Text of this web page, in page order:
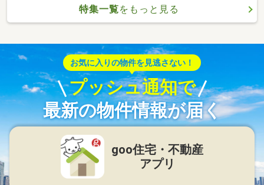
特集一覧をもっと見る
お気に入りの物件を見逃さない！
プッシュ通知で
最新の物件情報が届く
goo住宅・不動産
アプリ